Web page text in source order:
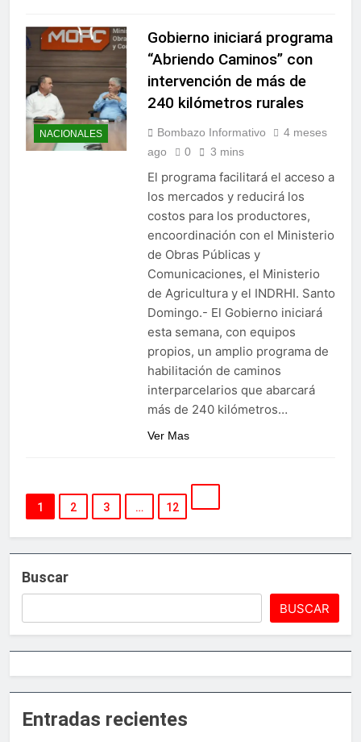
NACIONALES
Gobierno iniciará programa
“Abriendo Caminos” con
intervención de más de
240 kilómetros rurales
Bombazo Informativo
4 meses
ago
0 3 mins
El programa facilitará el acceso a
los mercados y reducirá los
costos para los productores,
encoordinación con el Ministerio
de Obras Públicas y
Comunicaciones, el Ministerio
de Agricultura y el INDRHI. Santo
Domingo.- El Gobierno iniciará
esta semana, con equipos
propios, un amplio programa de
habilitación de caminos
interparcelarios que abarcará
más de 240 kilómetros…
Ver Mas
1 2 3 … 12
Buscar
BUSCAR
Entradas recientes